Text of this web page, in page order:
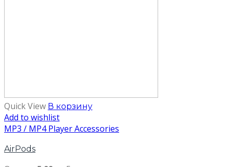
Quick View В корзину
Add to wishlist
MP3 / MP4 Player Accessories
AirPods